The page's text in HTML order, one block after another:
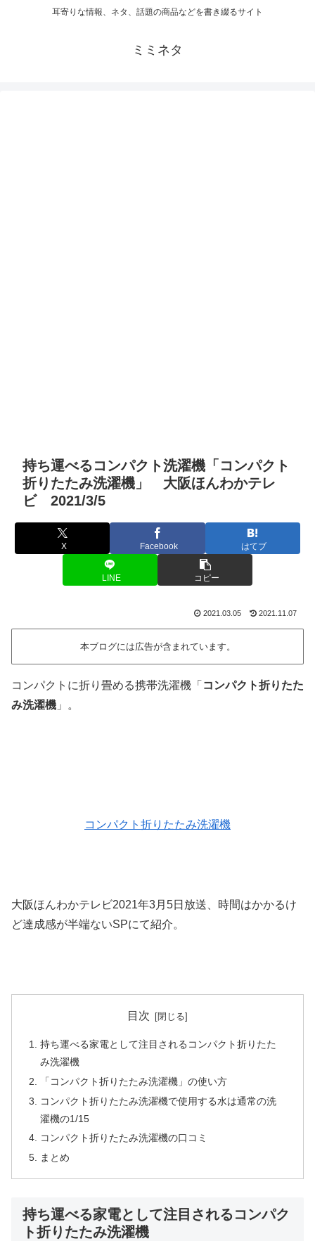
耳寄りな情報、ネタ、話題の商品などを書き綴るサイト
ミミネタ
持ち運べるコンパクト洗濯機「コンパクト
折りたたみ洗濯機」 大阪ほんわかテレ
ビ 2021/3/5
X Facebook はてブ
LINE コピー
2021.03.05 2021.11.07
本ブログには広告が含まれています。
コンパクトに折り畳める携帯洗濯機「 コンパクト折りたた
み洗濯機 」。
コンパクト折りたたみ洗濯機
大阪ほんわかテレビ2021年3月5日放送、時間はかかるけ
ど達成感が半端ないSPにて紹介。
目次
持ち運べる家電として注目されるコンパクト折りたた
み洗濯機
「コンパクト折りたたみ洗濯機」の使い方
コンパクト折りたたみ洗濯機で使用する水は通常の洗
濯機の1/15
コンパクト折りたたみ洗濯機の口コミ
まとめ
持ち運べる家電として注目されるコンパク
ト折りたたみ洗濯機